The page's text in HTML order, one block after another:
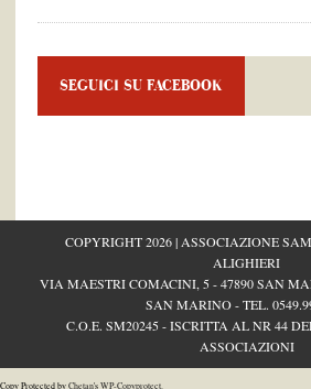
SEGUICI SU FACEBOOK
COPYRIGHT 2026 | ASSOCIAZIONE
ALIGHIERI
VIA MAESTRI COMACINI, 5 - 47890 SAN
SAN MARINO - TEL.
C.O.E. SM20245 - ISCRITTA AL NR 44
ASSOCIAZIONI
Copy Protected by Chetan's WP-Copyprotect